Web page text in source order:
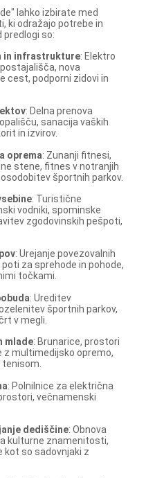
lahko izbirate med
ki odražajo potrebe in
predlogi so:
in infrastrukture: Elektro
nova
cest, podporni zidovi in
: Delna prenova
sanacija vaških
in izvirov.
oprema: Zunanji fitnesi,
stene, fitnes v notranjih
športnih parkov.
: Turistične
vodniki, spominske
zgodovinskih pešpoti,
: Urejanje povezovalnih
za sprehode in pohode,
točkami.
: Ureditev
športnih parkov,
v megli.
mlade: Brunarice, prostori
z multimedijsko opremo,
tenisom.
: Polnilnice za električna
večnamenski
dediščine: Obnova
kulturne znamenitosti,
kot so sadovnjaki z